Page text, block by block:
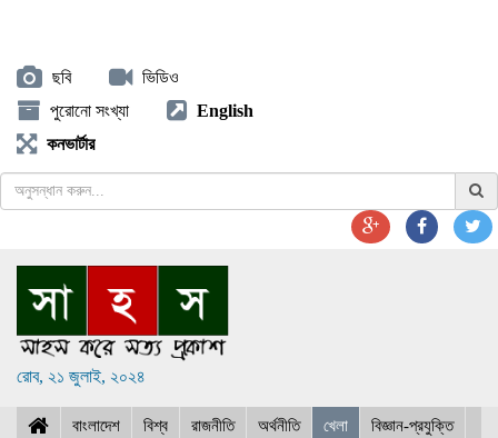
ছবি
ভিডিও
পুরোনো সংখ্যা
English
কনভার্টার
রোব, ২১ জুলাই, ২০২৪
বাংলাদেশ বিশ্ব রাজনীতি অর্থনীতি খেলা বিজ্ঞান-প্রযুক্তি